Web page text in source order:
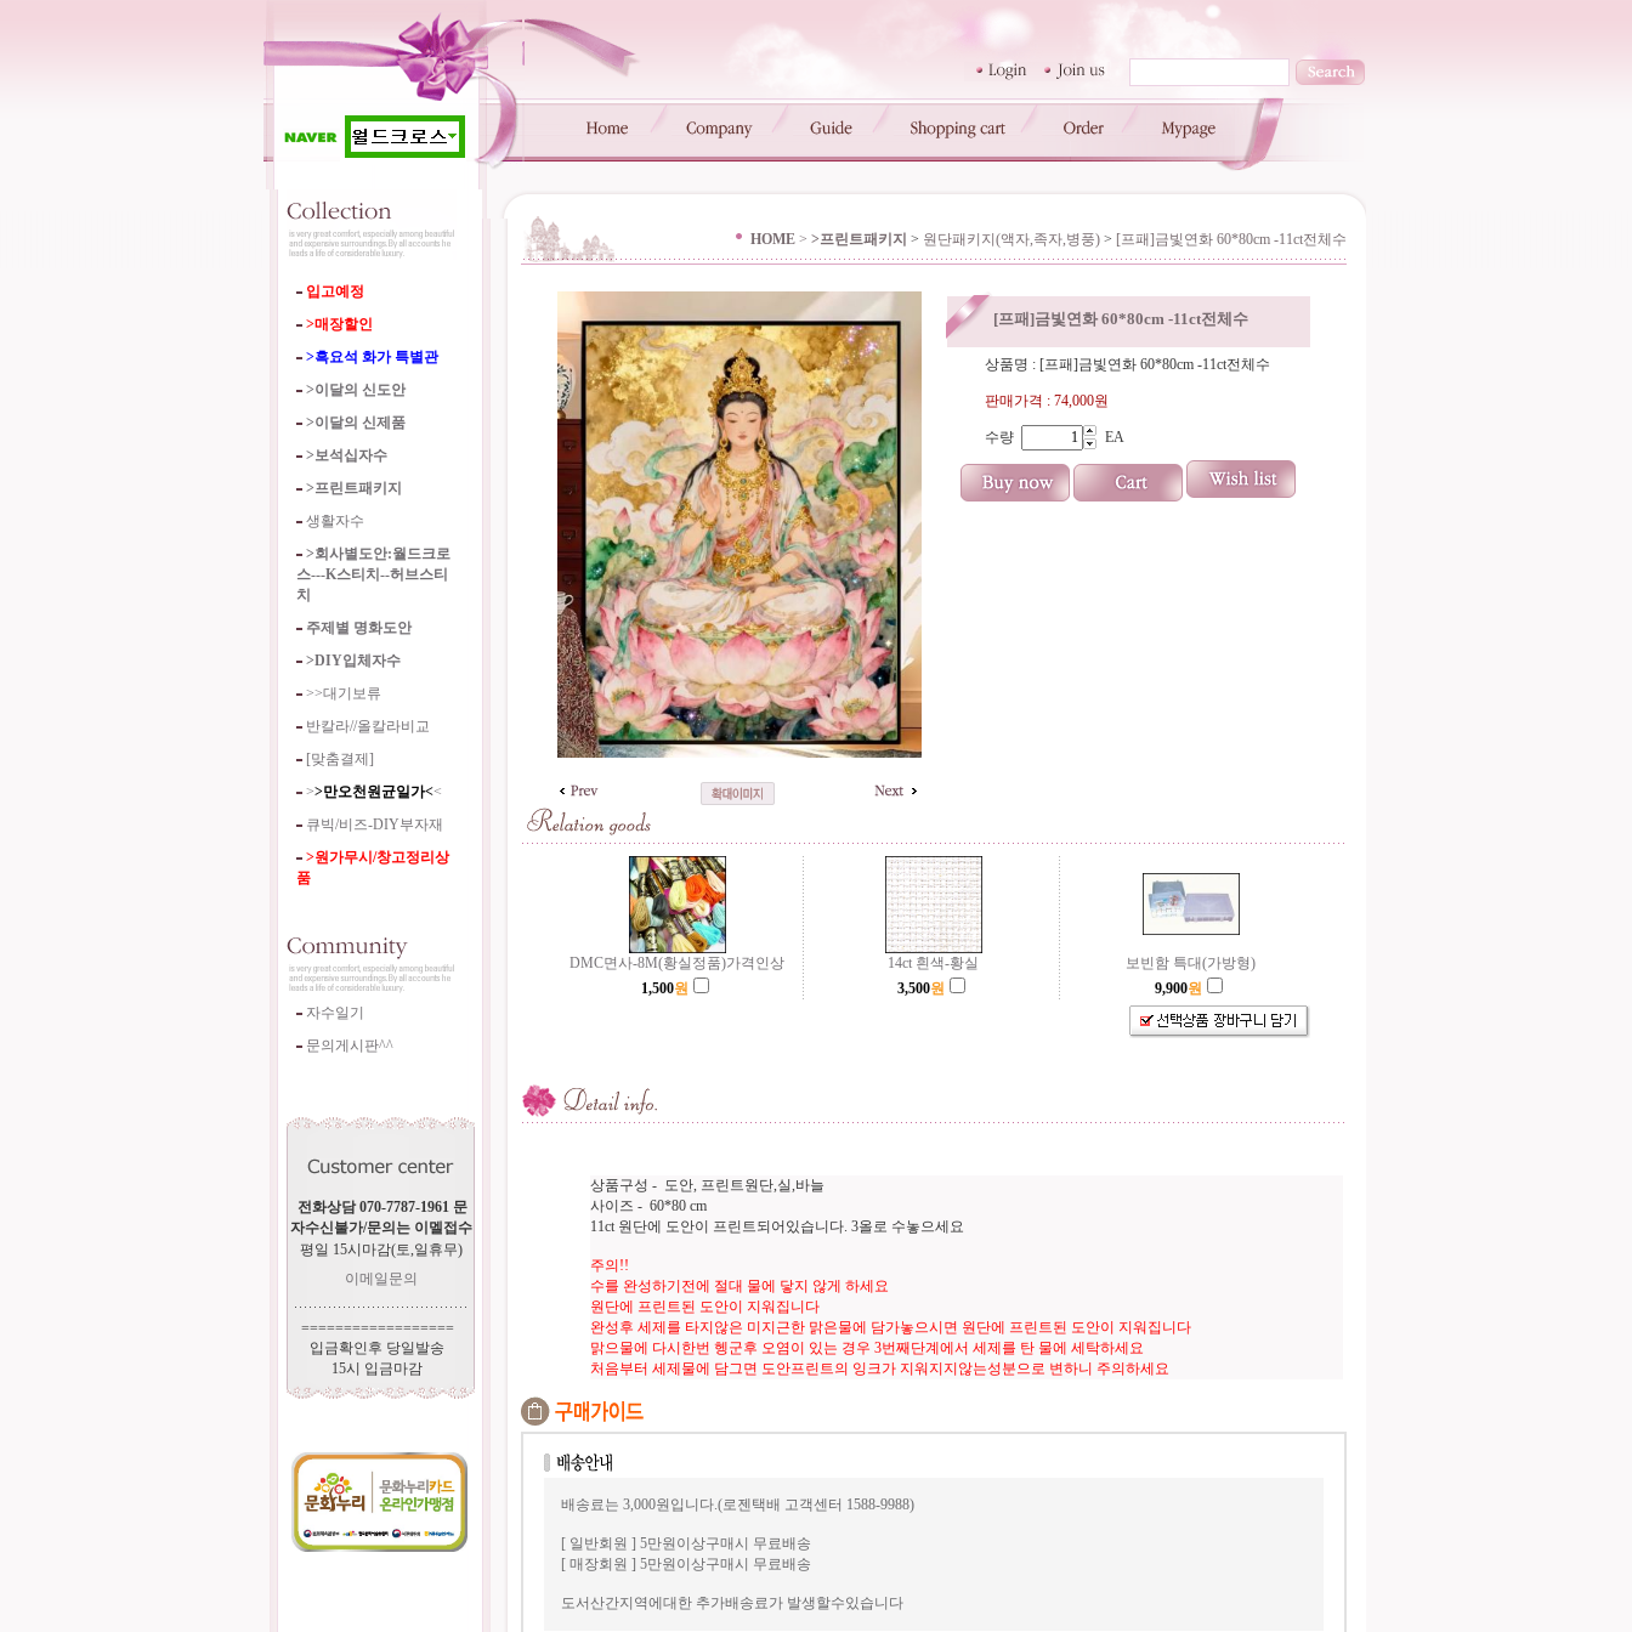
입고예정
>매장할인
>흑요석 화가 특별관
>이달의 신도안
>이달의 신제품
>보석십자수
>프린트패키지
생활자수
>회사별도안:월드크로
스---K스티치--허브스티
치
주제별 명화도안
>DIY입체자수
>>대기보류
반칼라//올칼라비교
[맞춤결제]
>>만오천원균일가<<
큐빅/비즈-DIY부자재
>원가무시/창고정리상
품
자수일기
문의게시판^^
전화상담 070-7787-1961 문
자수신불가/문의는 이멜접수
평일 15시마감(토,일휴무)
이메일문의
==================
입금확인후 당일발송
15시 입금마감
HOME > >프린트패키지 > 원단패키지(액자,족자,병풍) > [프패]금빛연화 60*80cm -11ct전체수
[프패]금빛연화 60*80cm -11ct전체수
상품명 : [프패]금빛연화 60*80cm -11ct전체수
판매가격 : 74,000원
수량 EA
DMC면사-8M(황실정품)가격인상 14ct 흰색-황실
보빈함 특대(가방형)
1,500원 3,500원 9,900원
상품구성 - 도안, 프린트원단,실,바늘
사이즈 - 60*80 cm
11ct 원단에 도안이 프린트되어있습니다. 3올로 수놓으세요
주의!!
수를 완성하기전에 절대 물에 닿지 않게 하세요
원단에 프린트된 도안이 지워집니다
완성후 세제를 타지않은 미지근한 맑은물에 담가놓으시면 원단에 프린트된 도안이 지워집니다
맑으물에 다시한번 헹군후 오염이 있는 경우 3번째단계에서 세제를 탄 물에 세탁하세요
처음부터 세제물에 담그면 도안프린트의 잉크가 지워지지않는성분으로 변하니 주의하세요
배송료는 3,000원입니다.(로젠택배 고객센터 1588-9988)
[ 일반회원 ] 5만원이상구매시 무료배송
[ 매장회원 ] 5만원이상구매시 무료배송
도서산간지역에대한 추가배송료가 발생할수있습니다